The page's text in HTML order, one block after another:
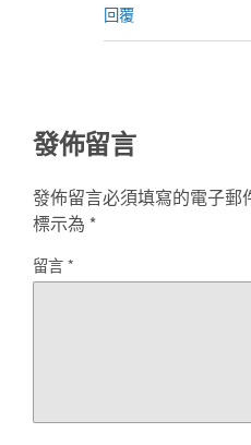
回覆
發佈留言
發佈留言必須填寫的電子郵
標示為 *
留言*